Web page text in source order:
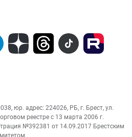
юр. адрес: 224026, РБ, г. Брест, ул.
реестре с 13 марта 2006 г.
№392381 от 14.09.2017 Брестским